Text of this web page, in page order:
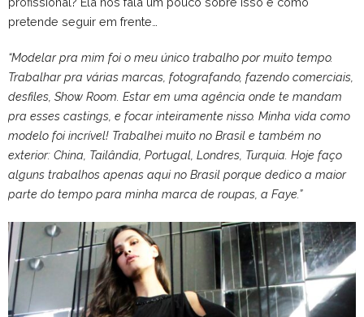
pretende seguir em frente…
“Modelar pra mim foi o meu único trabalho por muito tempo.
Trabalhar pra várias marcas, fotografando, fazendo comerciais,
desfiles, Show Room. Estar em uma agência onde te mandam
pra esses castings, e focar inteiramente nisso. Minha vida como
modelo foi incrível! Trabalhei muito no Brasil e também no
exterior: China, Tailândia, Portugal, Londres, Turquia. Hoje faço
alguns trabalhos apenas aqui no Brasil porque dedico a maior
parte do tempo para minha marca de roupas, a Faye.”